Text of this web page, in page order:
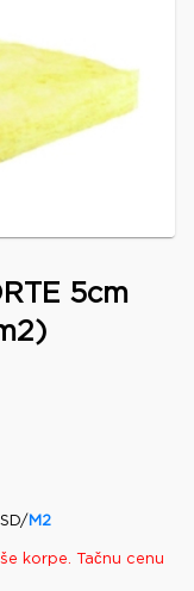
5cm
M2
korpe. Tačnu cenu